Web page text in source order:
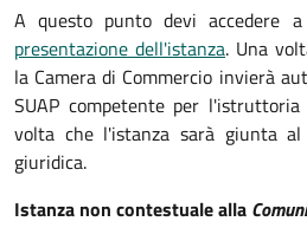
A questo punto devi accedere a
presentazione dell'istanza. Una
la Camera di Commercio invierà
SUAP competente per
volta che l'istanza sarà giunta al
giuridica.
Istanza non contestuale alla